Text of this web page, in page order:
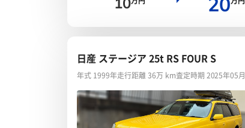
日産 ステージア 25t RS FOUR S
年式 1999年走行距離 36万 km査定時期 2025年05月